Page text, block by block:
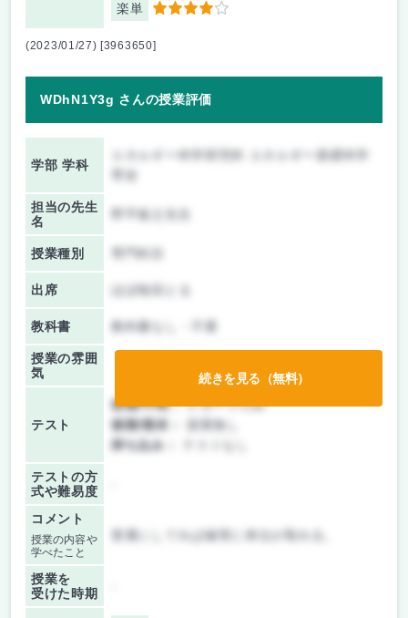
楽単 4
(2023/01/27) [3963650]
WDhN1Y3g さんの授業評価
学部 学科
担当の先生
名
野平俊之先生
授業種別
出席 ほぼ毎回とる
教科書 教科書なし・不要
授業の雰囲
気
テスト
前期/中間：レポートのみ
後期/期末：
授業無し
持ち込み：
テストの方
式や難易度
コメント
授業の内容や
学べたこと
普通にしてれば確実に単位が取れる。
授業を
受けた時期
続きを見る（無料）